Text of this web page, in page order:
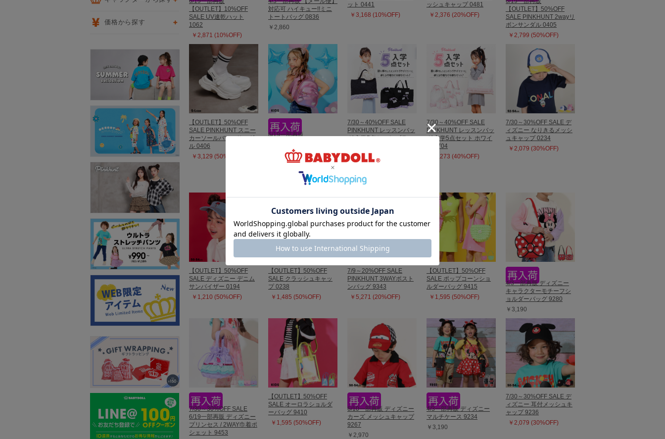
【OUTLET】10%OFF
SALE UV速乾ハット
1062
￥2,871 (10%OFF)
対応可 ハイキュー!!ミニ
トートバッグ 0836
￥2,860
ット 0441
￥3,168 (10%OFF)
ッシュキャップ 0481
￥2,376 (20%OFF)
【OUTLET】50%OFF
SALE PINKHUNT 2wayリ
ボンサンダル 0405
￥2,799 (50%OFF)
【OUTLET】50%OFF
SALE PINKHUNT スニー
カーソールバレエサンダ
ル 0406
￥3,129 (50%OFF)
6/19一部再販
SALE 2WAYショルダーバ
ッグ 0424
7/30～40%OFF SALE
PINKHUNT レッスンバッ
グ 入学5点セット ブラッ
￥5,273 (40%OFF)
7/30～40%OFF SALE
PINKHUNT レッスンバッ
グ 入学5点セット ホワイ
ト 0704
￥5,273 (40%OFF)
7/30～30%OFF SALE デ
ィズニー なりきるメッシ
ュキャップ 0234
￥2,079 (30%OFF)
【OUTLET】50%OFF
SALE ディズニー デニム
サンバイザー 0194
￥1,210 (50%OFF)
【OUTLET】50%OFF
SALE クラッシュキャッ
プ 0238
￥1,485 (50%OFF)
7/9～20%OFF SALE
PINKHUNT 3WAYボスト
ンバッグ 9343
￥5,271 (20%OFF)
【OUTLET】50%OFF
SALE ポップコーンショ
ルダーバッグ 9415
￥1,595 (50%OFF)
4/3一部再販 ディズニー
キャラクターモチーフシ
ョルダーバッグ 9280
￥3,190
7/30～30%OFF SALE
6/19一部再販 ディズニー
プリンセス / 2WAY巾着ポ
シェット 9453
【OUTLET】50%OFF
SALE オーロラショルダ
ーバッグ 9410
￥1,595 (50%OFF)
6/10一部再販 ディズニー
カーズ メッシュキャップ
9267
￥2,970
4/3一部再販 ディズニー
マルチケース 9234
￥3,190
7/30～30%OFF SALE デ
ィズニー 耳付メッシュキ
ャップ 9236
￥2,079 (30%OFF)
価格から探す